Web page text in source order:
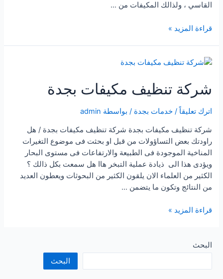
القاسي ، ولذالك المكيفات من …
شركة
بالاحساء
قراءة المزيد »
شركة تنظيف مكيفات بجدة
اترك تعليقاً /خدمات بجدة / بواسطة admin
شركة تنظيف مكيفات بجدة شركة تنظيف مكيفات بجدة / هل
راودتك بعض التساؤولات من قبل او بحثت فى موضوع التغيرات
المناخية الموجودة فى الطبيعة والارتفاعات فى مستوى البحار
ويؤدى هذا الى ذيادة عملية التبخر هاا هل سمعت بكل ذالك ؟
الكثير من العلماء الان يلقون الكثير من البحوثات ويعطون العديد
من النتائج وتكون ما يتضمن …
شركة
بجدة
قراءة المزيد »
البحث
البحث